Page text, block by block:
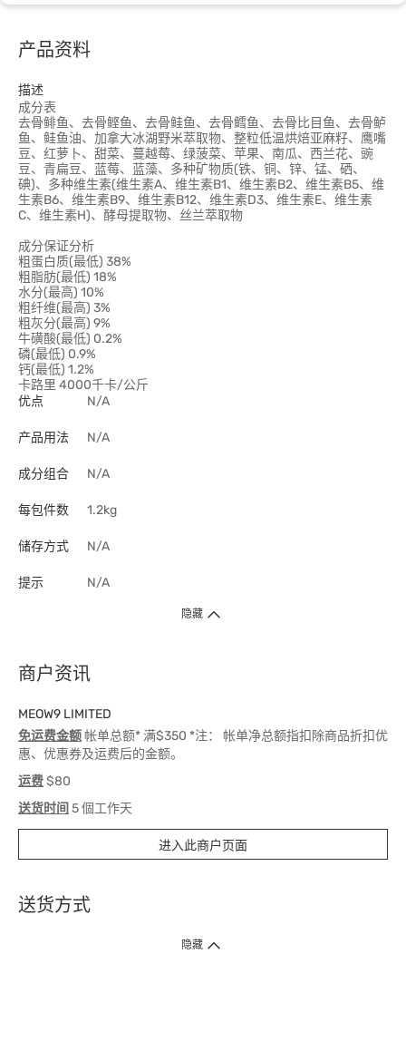
产品资料
描述
成分表
去骨鲱鱼、去骨鲣鱼、去骨鲑鱼、去骨鳕鱼、去骨比目鱼、去骨鲈
鱼、鲑鱼油、加拿大冰湖野米萃取物、整粒低温烘焙亚麻籽、鹰嘴
豆、红萝卜、甜菜、蔓越莓、绿菠菜、苹果、南瓜、西兰花、豌
豆、青扁豆、蓝莓、蓝藻、多种矿物质(铁、铜、锌、锰、硒、
碘)、多种维生素(维生素A、维生素B1、维生素B2、维生素B5、维
生素B6、维生素B9、维生素B12、维生素D3、维生素E、维生素
C、维生素H)、酵母提取物、丝兰萃取物
成分保证分析
粗蛋白质(最低) 38%
粗脂肪(最低) 18%
水分(最高) 10%
粗纤维(最高) 3%
粗灰分(最高) 9%
牛磺酸(最低) 0.2%
磷(最低) 0.9%
钙(最低) 1.2%
卡路里 4000千卡/公斤
优点
N/A
产品用法 N/A
成分组合 N/A
每包件数 1.2kg
储存方式 N/A
提示 N/A
隐藏
商户资讯
MEOW9 LIMITED
免运费金额帐单总额* 满$350 *注： 帐单净总额指扣除商品折扣优
惠、优惠券及运费后的金额。
运费$80
送货时间 5 個工作天
进入此商户页面
送货方式
1. 送货到府（受卫生署条例规管产品除外 ）
隐藏